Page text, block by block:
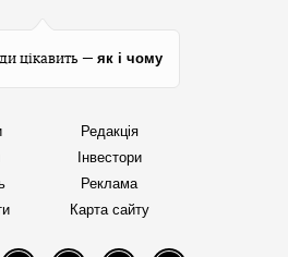
цікавить — як і чому
Редакція
Інвестори
Реклама
Карта сайту